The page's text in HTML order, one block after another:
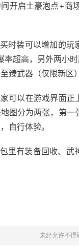
开启土豪泡点+
时装可以增加的
率超高，另外两小
臻武器（仅限新区）
可以在游戏界面
图分为两张，第
自行体验。
里有装备回收、
未经允许不得